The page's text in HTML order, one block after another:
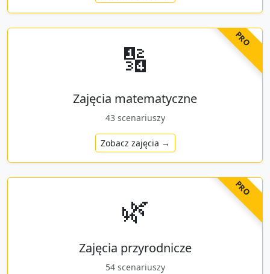
PRO
🔢
Zajęcia matematyczne
43 scenariuszy
Zobacz zajęcia →
PRO
🌿
Zajęcia przyrodnicze
54scenariuszy